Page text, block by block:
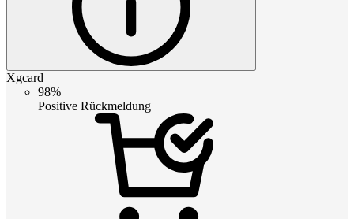
Xgcard
98%
Positive Rückmeldung